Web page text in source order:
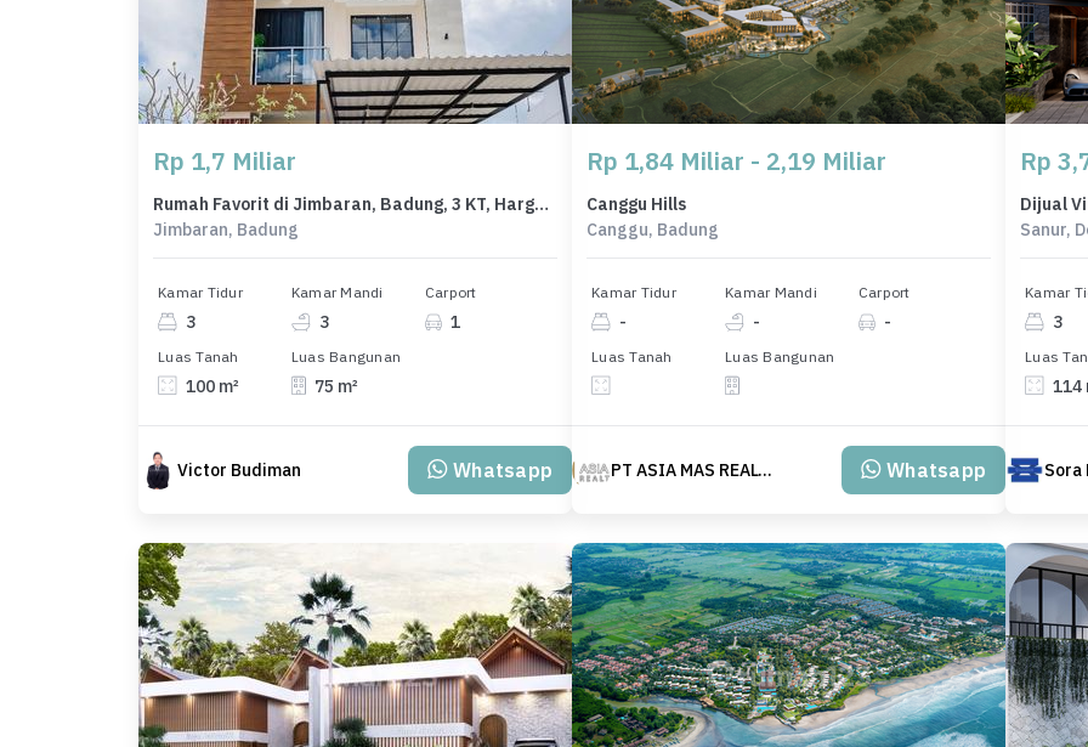
Rp 1,7 Miliar
Rumah Favorit di Jimbaran, Badung, 3 KT, Harga 1,7 Miliar
Jimbaran, Badung
Kamar Tidur
3
Kamar Mandi
3
Carport
1
Luas Tanah
100 m²
Luas Bangunan
75 m²
Victor Budiman Whatsapp
Rp 1,84 Miliar - 2,19 Miliar
Canggu Hills
Canggu, Badung
Kamar Tidur
-
Kamar Mandi
-
Carport
-
Luas Tanah Luas Bangunan
PT ASIA MAS REALTY Whatsapp
Rp
Sanur,
Kamar
3
Luas
114
Sora